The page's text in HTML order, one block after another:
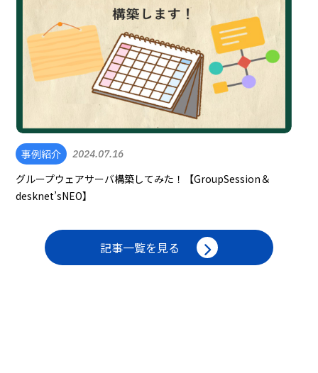
事例紹介 2024.07.16
グループウェアサーバ構築してみた！【GroupSession＆
desknet’sNEO】
記事一覧を見る